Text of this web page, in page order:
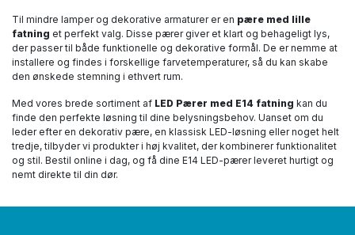
Til mindre lamper og dekorative armaturer er en pære med lille
fatning et perfekt valg. Disse pærer giver et klart og behageligt lys,
der passer til både funktionelle og dekorative formål. De er nemme at
installere og findes i forskellige farvetemperaturer, så du kan skabe
den ønskede stemning i ethvert rum.
Med vores brede sortiment af LED Pærer med E14 fatning kan du
finde den perfekte løsning til dine belysningsbehov. Uanset om du
leder efter en dekorativ pære, en klassisk LED-løsning eller noget helt
tredje, tilbyder vi produkter i høj kvalitet, der kombinerer funktionalitet
og stil. Bestil online i dag, og få dine E14 LED-pærer leveret hurtigt og
nemt direkte til din dør.